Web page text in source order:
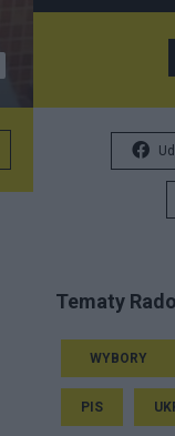
Tematy
WYBORY
PIS